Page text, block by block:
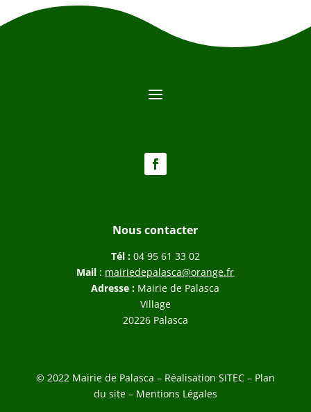
Nous contacter
Tél : 04 95 61 33 02
Mail : mairiedepalasca@orange.fr
Adresse : Mairie de Palasca
Village
20226 Palasca
© 2022 Mairie de Palasca – Réalisation SITEC– Plan
du site – Mentions Légales